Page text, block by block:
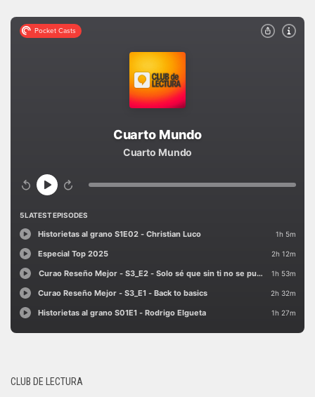
CLUB DE LECTURA